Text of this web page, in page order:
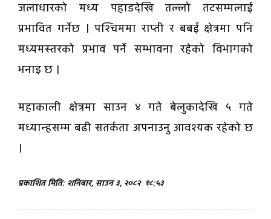
जलाधारको मध्य पहाडदेखि तल्लो तटसम्मलाई
प्रभावित गर्नेछ । पश्चिममा राप्ती र बबई क्षेत्रमा पनि
मध्यमस्तरको प्रभाव पर्ने सम्भावना रहेको विभागको
भनाइ छ ।
महाकाली क्षेत्रमा साउन ४ गते बेलुकादेखि ५ गते
मध्यान्हसम्म बढी सतर्कता अपनाउनु आवश्यक रहेको छ
।
प्रकाशित मिति: शनिबार, साउन ३, २०८२ १८:५३